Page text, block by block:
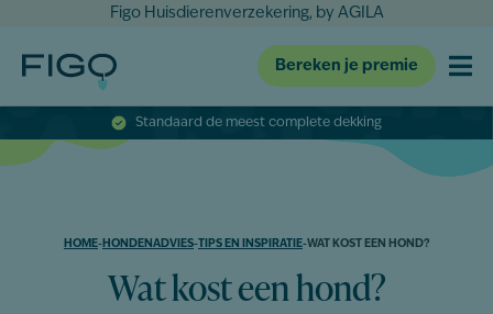
Figo Huisdierenverzekering, by AGILA
Bereken je premie
Standaard de meest complete dekking
HOME- HONDENADVIES-TIPS EN INSPIRATIE-WAT KOST EEN HOND?
Wat kost een hond?